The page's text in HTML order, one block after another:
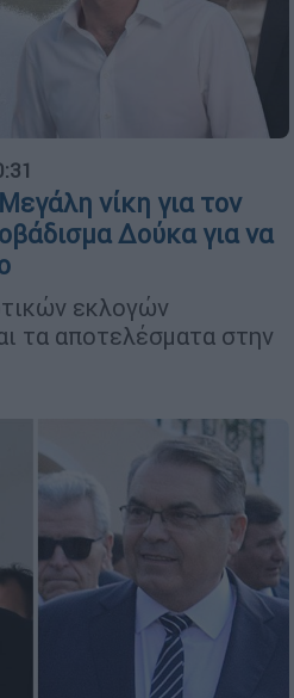
νίκη για τον
Δούκα για να
εκλογών
τα αποτελέσματα στην